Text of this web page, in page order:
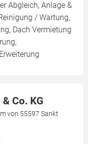
Abgleich, Anlage &
/ Wartung,
Dach Vermietung
Co. KG
von 55597 Sankt